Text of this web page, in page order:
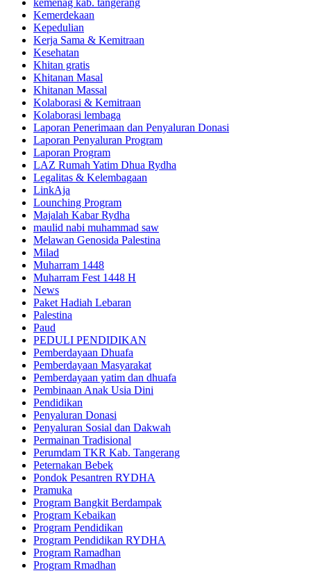
kemenag kab. tangerang
Kemerdekaan
Kepedulian
Kerja Sama & Kemitraan
Kesehatan
Khitan gratis
Khitanan Masal
Khitanan Massal
Kolaborasi & Kemitraan
Kolaborasi lembaga
Laporan Penerimaan dan Penyaluran Donasi
Laporan Penyaluran Program
Laporan Program
LAZ Rumah Yatim Dhua Rydha
Legalitas & Kelembagaan
LinkAja
Lounching Program
Majalah Kabar Rydha
maulid nabi muhammad saw
Melawan Genosida Palestina
Milad
Muharram 1448
Muharram Fest 1448 H
News
Paket Hadiah Lebaran
Palestina
Paud
PEDULI PENDIDIKAN
Pemberdayaan Dhuafa
Pemberdayaan Masyarakat
Pemberdayaan yatim dan dhuafa
Pembinaan Anak Usia Dini
Pendidikan
Penyaluran Donasi
Penyaluran Sosial dan Dakwah
Permainan Tradisional
Perumdam TKR Kab. Tangerang
Peternakan Bebek
Pondok Pesantren RYDHA
Pramuka
Program Bangkit Berdampak
Program Kebaikan
Program Pendidikan
Program Pendidikan RYDHA
Program Ramadhan
Program Rmadhan